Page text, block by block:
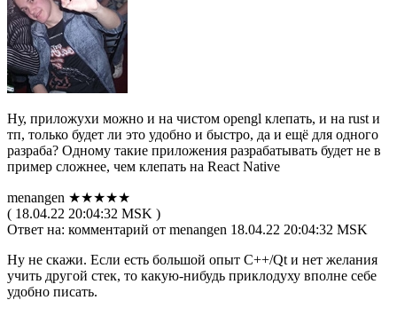
Ну, приложухи можно и на чистом opengl клепать, и на rust и
тп, только будет ли это удобно и быстро, да и ещё для одного
разраба? Одному такие приложения разрабатывать будет не в
пример сложнее, чем клепать на React Native
menangen ★★★★★
( 18.04.22 20:04:32 MSK )
Ответ на: комментарий от menangen 18.04.22 20:04:32 MSK
Ну не скажи. Если есть большой опыт C++/Qt и нет желания
учить другой стек, то какую-нибудь приклодуху вполне себе
удобно писать.